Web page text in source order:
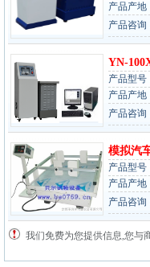
产品产地
产品咨询
YN-
产品型号
产品产地
产品咨询
模拟汽
产品型号
产品产地
产品咨询
我们免费为您提供信息,您与